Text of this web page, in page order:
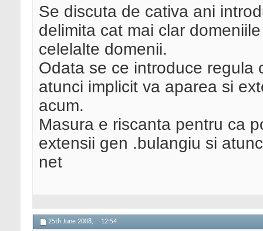
Se discuta de cativa ani
delimita cat mai clar
celelalte domenii.
Odata se ce introduce regula
atunci implicit va aparea si
acum.
Masura e riscanta pentru ca
extensii gen .bulangiu si
net
25th June 2008, 12:54